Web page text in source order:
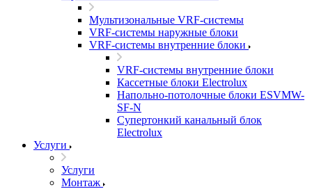
Мультизональные VRF-системы
VRF-системы наружные блоки
VRF-системы внутренние блоки
VRF-системы внутренние блоки
Кассетные блоки Electrolux
Напольно-потолочные блоки ESVMW-
SF-N
Супертонкий канальный блок
Electrolux
Услуги
Услуги
Монтаж